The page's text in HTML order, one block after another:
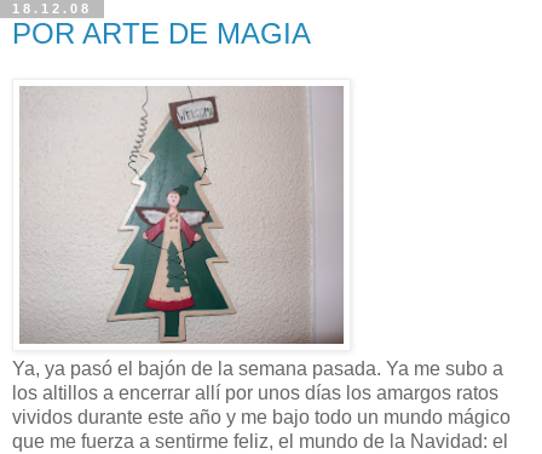
18.12.08
POR ARTE DE MAGIA
Ya, ya pasó el bajón de la semana pasada. Ya me subo a
los altillos a encerrar allí por unos días los amargos ratos
vividos durante este año y me bajo todo un mundo mágico
que me fuerza a sentirme feliz, el mundo de la Navidad: el